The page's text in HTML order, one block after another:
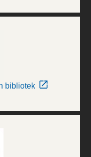
bibliotek